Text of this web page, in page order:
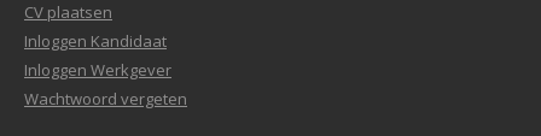
CV plaatsen
Inloggen Kandidaat
Inloggen Werkgever
Wachtwoord vergeten